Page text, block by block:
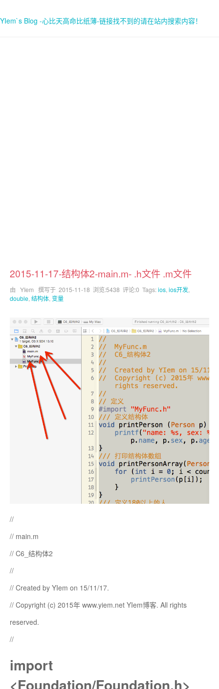
YIem`s Blog -心比天高命比纸薄-链接找不到的请在站内搜索内容！
2015-11-17-结构体2-main.m- .h文件 .m文件
由 YIem 撰写于 2015-11-18 浏览:5438 评论:0 Tags:ios, ios开发,
double, 结构体, 变量
//
// main.m
// C6_结构体2
//
// Created by YIem on 15/11/17.
// Copyright (c) 2015年 www.yiem.net YIem博客. All rights
reserved.
//
import
<Foundation/Foundation.h>